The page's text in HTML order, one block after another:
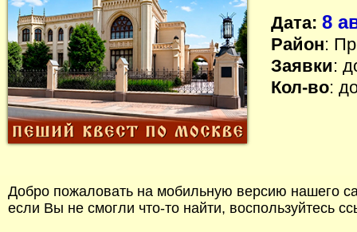
Дата: 8
Район:
Заявки:
Кол-во:
Добро пожаловать на мобильную версию нашего
если Вы не смогли что-то найти, воспользуйтесь